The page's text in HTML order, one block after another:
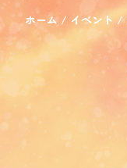
ホーム イベント